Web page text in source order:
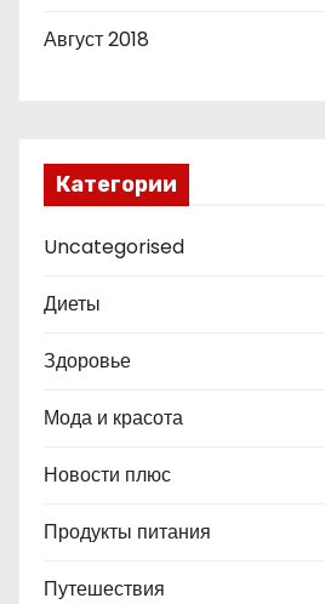
Август 2018
Категории
Uncategorised
Диеты
Здоровье
Мода и красота
Новости плюс
Продукты питания
Путешествия